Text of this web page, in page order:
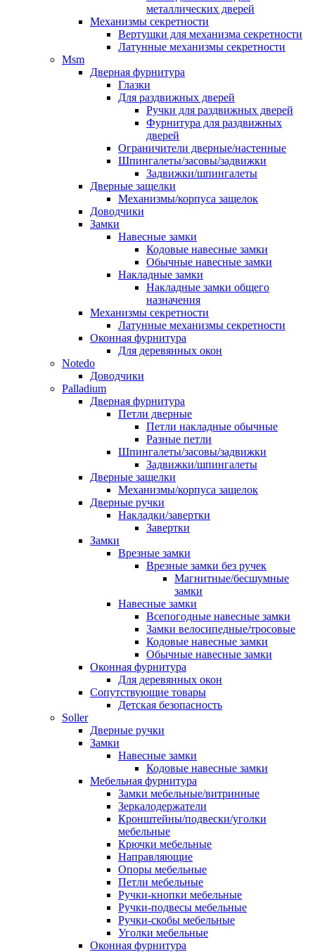
металлических дверей
Механизмы секретности
Вертушки для механизма секретности
Латунные механизмы секретности
Msm
Дверная фурнитура
Глазки
Для раздвижных дверей
Ручки для раздвижных дверей
Фурнитура для раздвижных
дверей
Ограничители дверные/настенные
Шпингалеты/засовы/задвижки
Задвижки/шпингалеты
Дверные защелки
Механизмы/корпуса защелок
Доводчики
Замки
Навесные замки
Кодовые навесные замки
Обычные навесные замки
Накладные замки
Накладные замки общего
назначения
Механизмы секретности
Латунные механизмы секретности
Оконная фурнитура
Для деревянных окон
Notedo
Доводчики
Palladium
Дверная фурнитура
Петли дверные
Петли накладные обычные
Разные петли
Шпингалеты/засовы/задвижки
Задвижки/шпингалеты
Дверные защелки
Механизмы/корпуса защелок
Дверные ручки
Накладки/завертки
Завертки
Замки
Врезные замки
Врезные замки без ручек
Магнитные/бесшумные
замки
Навесные замки
Всепогодные навесные замки
Замки велосипедные/тросовые
Кодовые навесные замки
Обычные навесные замки
Оконная фурнитура
Для деревянных окон
Сопутствующие товары
Детская безопасность
Soller
Дверные ручки
Замки
Навесные замки
Кодовые навесные замки
Мебельная фурнитура
Замки мебельные/витринные
Зеркалодержатели
Кронштейны/подвески/уголки
мебельные
Крючки мебельные
Направляющие
Опоры мебельные
Петли мебельные
Ручки-кнопки мебельные
Ручки-подвесы мебельные
Ручки-скобы мебельные
Уголки мебельные
Оконная фурнитура